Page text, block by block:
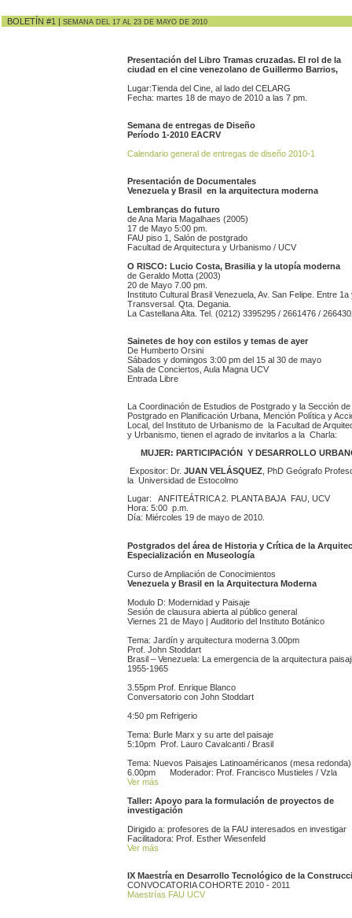
BOLETÍN #1 | SEMANA DEL 17 AL 23 DE MAYO DE 2010
Presentación del Libro Tramas cruzadas. El rol de la
ciudad en el cine venezolano de Guillermo Barrios,
Lugar:Tienda del Cine, al lado del CELARG
Fecha: martes 18 de mayo de 2010 a las 7 pm.
Semana de entregas de Diseño
Período 1-2010 EACRV
Calendario general de entregas de diseño 2010-1
Presentación de Documentales
Venezuela y Brasil en la arquitectura moderna
Lembranças do futuro
de Ana Maria Magalhaes (2005)
17 de Mayo 5:00 pm.
FAU piso 1, Salón de postgrado
Facultad de Arquitectura y Urbanismo / UCV
O RISCO: Lucio Costa, Brasilia y la utopía moderna
de Geraldo Motta (2003)
20 de Mayo 7.00 pm.
Instituto Cultural Brasil Venezuela, Av. San Felipe. Entre 1a
Transversal. Qta. Degania.
La Castellana Alta. Tel. (0212) 3395295 / 2661476 /
Sainetes de hoy con estilos y temas de ayer
De Humberto Orsini
Sábados y domingos 3:00 pm del 15 al 30 de mayo
Sala de Conciertos, Aula Magna UCV
Entrada Libre
La Coordinación de Estudios de Postgrado y la Sección de
Postgrado en Planificación Urbana, Mención Política y
Local, del Instituto de Urbanismo de la Facultad de
y Urbanismo, tienen el agrado de invitarlos a la Charla:
MUJER: PARTICIPACIÓN Y DESARROLLO
Expositor: Dr. JUAN VELÁSQUEZ, PhD Geógrafo
la Universidad de Estocolmo
Lugar: ANFITEÁTRICA 2. PLANTA BAJA FAU, UCV
Hora: 5:00 p.m.
Día: Miércoles 19 de mayo de 2010.
Postgrados del área de Historia y Crítica de la
Especialización en Museología
Curso de Ampliación de Conocimientos
Venezuela y Brasil en la Arquitectura Moderna
Modulo D: Modernidad y Paisaje
Sesión de clausura abierta al público general
Viernes 21 de Mayo | Auditorio del Instituto Botánico
Tema: Jardín y arquitectura moderna 3.00pm
Prof. John Stoddart
Brasil – Venezuela: La emergencia de la arquitectura
1955-1965
3.55pm Prof. Enrique Blanco
Conversatorio con John Stoddart
4:50 pm Refrigerio
Tema: Burle Marx y su arte del paisaje
5:10pm Prof. Lauro Cavalcanti / Brasil
Tema: Nuevos Paisajes Latinoaméricanos (mesa redonda)
6.00pm Moderador: Prof. Francisco Mustieles / Vzla
Ver más
Taller: Apoyo para la formulación de proyectos de
investigación
Dirigido a: profesores de la FAU interesados en investigar
Facilitadora: Prof. Esther Wiesenfeld
Ver más
IX Maestría en Desarrollo Tecnológico de la
CONVOCATORIA COHORTE 2010 - 2011
Maestrías FAU UCV